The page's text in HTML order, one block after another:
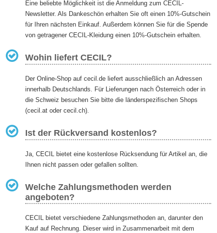
Eine beliebte Möglichkeit ist die Anmeldung zum CECIL-
Newsletter. Als Dankeschön erhalten Sie oft einen 10%-Gutschein
für Ihren nächsten Einkauf. Außerdem können Sie für die Spende
von getragener CECIL-Kleidung einen 10%-Gutschein erhalten.
Wohin liefert CECIL?
Der Online-Shop auf cecil.de liefert ausschließlich an Adressen
innerhalb Deutschlands. Für Lieferungen nach Österreich oder in
die Schweiz besuchen Sie bitte die länderspezifischen Shops
(cecil.at oder cecil.ch).
Ist der Rückversand kostenlos?
Ja, CECIL bietet eine kostenlose Rücksendung für Artikel an, die
Ihnen nicht passen oder gefallen sollten.
Welche Zahlungsmethoden werden
angeboten?
CECIL bietet verschiedene Zahlungsmethoden an, darunter den
Kauf auf Rechnung. Dieser wird in Zusammenarbeit mit dem